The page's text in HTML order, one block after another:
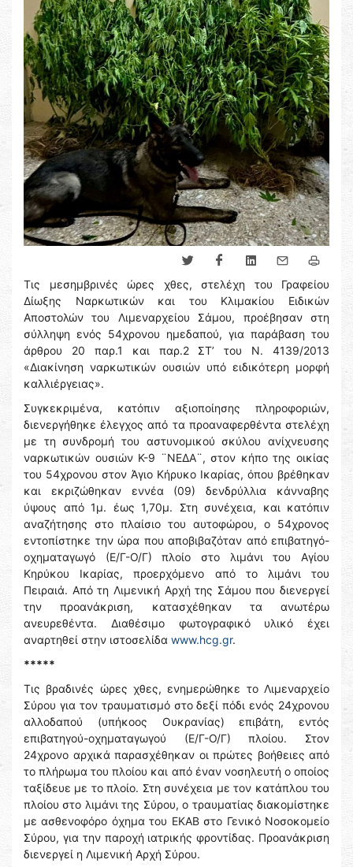
Τις μεσημβρινές ώρες χθες, στελέχη του Γραφείου
Δίωξης Ναρκωτικών και του Κλιμακίου Ειδικών
Αποστολών του Λιμεναρχείου Σάμου, προέβησαν στη
σύλληψη ενός 54χρονου ημεδαπού, για παράβαση του
άρθρου 20 παρ.1 και παρ.2 ΣΤ’ του Ν. 4139/2013
«Διακίνηση ναρκωτικών ουσιών υπό ειδικότερη μορφή
καλλιέργειας».
Συγκεκριμένα, κατόπιν αξιοποίησης πληροφοριών,
διενεργήθηκε έλεγχος από τα προαναφερθέντα στελέχη
με τη συνδρομή του αστυνομικού σκύλου ανίχνευσης
ναρκωτικών ουσιών Κ-9 ¨ΝΕΔΑ¨, στον κήπο της οικίας
του 54χρονου στον Άγιο Κήρυκο Ικαρίας, όπου βρέθηκαν
και εκριζώθηκαν εννέα (09) δενδρύλλια κάνναβης
ύψους από 1μ. έως 1,70μ. Στη συνέχεια, και κατόπιν
αναζήτησης στο πλαίσιο του αυτοφώρου, ο 54χρονος
εντοπίστηκε την ώρα που αποβιβαζόταν από επιβατηγό-
οχηματαγωγό (Ε/Γ-Ο/Γ) πλοίο στο λιμάνι του Αγίου
Κηρύκου Ικαρίας, προερχόμενο από το λιμάνι του
Πειραιά. Από τη Λιμενική Αρχή της Σάμου που διενεργεί
την προανάκριση, κατασχέθηκαν τα ανωτέρω
ανευρεθέντα. Διαθέσιμο φωτογραφικό υλικό έχει
αναρτηθεί στην ιστοσελίδα www.hcg.gr.
*****
Τις βραδινές ώρες χθες, ενημερώθηκε το Λιμεναρχείο
Σύρου για τον τραυματισμό στο δεξί πόδι ενός 24χρονου
αλλοδαπού (υπήκοος Ουκρανίας) επιβάτη, εντός
επιβατηγού-οχηματαγωγού (Ε/Γ-Ο/Γ) πλοίου. Στον
24χρονο αρχικά παρασχέθηκαν οι πρώτες βοήθειες από
το πλήρωμα του πλοίου και από έναν νοσηλευτή ο οποίος
ταξίδευε με το πλοίο. Στη συνέχεια με τον κατάπλου του
πλοίου στο λιμάνι της Σύρου, ο τραυματίας διακομίστηκε
με ασθενοφόρο όχημα του ΕΚΑΒ στο Γενικό Νοσοκομείο
Σύρου, για την παροχή ιατρικής φροντίδας. Προανάκριση
διενεργεί η Λιμενική Αρχή Σύρου.